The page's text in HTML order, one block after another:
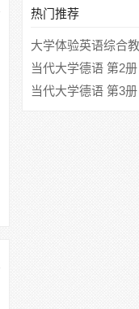
热门推荐
大学体验英语综合
当代大学德语 第2
当代大学德语 第3